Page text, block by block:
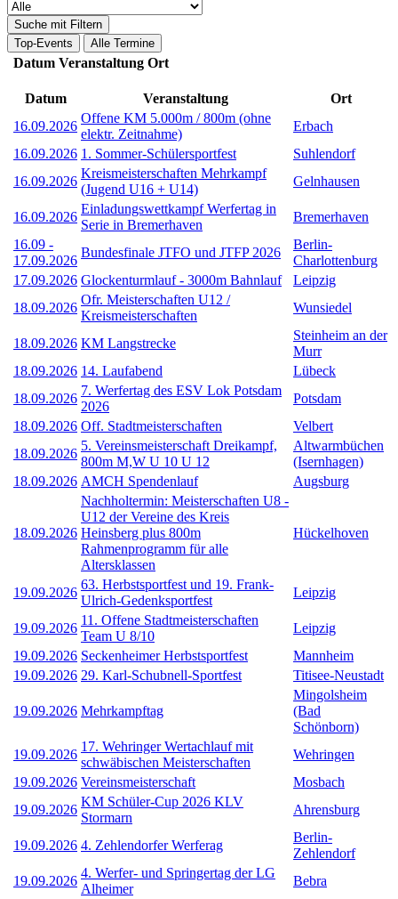
Suche mit Filtern
Top-Events
Alle Termine
Datum Veranstaltung Ort
Datum Veranstaltung
Ort
16.09.2026
Offene KM 5.000m / 800m (ohne
elektr. Zeitnahme)
Erbach
16.09.2026 1. Sommer-Schülersportfest
Suhlendorf
16.09.2026
Kreismeisterschaften Mehrkampf
(Jugend U16 + U14)
Gelnhausen
16.09.2026
Einladungswettkampf Werfertag in
Serie in Bremerhaven
Bremerhaven
16.09 -
17.09.2026
Bundesfinale JTFO und JTFP 2026
Berlin-
Charlottenburg
17.09.2026 Glockenturmlauf - 3000m Bahnlauf
Leipzig
18.09.2026
Ofr. Meisterschaften U12 /
Kreismeisterschaften
Wunsiedel
18.09.2026 KM Langstrecke
Steinheim an der
Murr
18.09.2026 14. Laufabend
Lübeck
18.09.2026
7. Werfertag des ESV Lok Potsdam
2026
Potsdam
18.09.2026 Off. Stadtmeisterschaften
Velbert
18.09.2026
5. Vereinsmeisterschaft Dreikampf,
800m M,W U 10 U 12
Altwarmbüchen
(Isernhagen)
18.09.2026 AMCH Spendenlauf Augsburg
18.09.2026
Nachholtermin: Meisterschaften U8 -
U12 der Vereine des Kreis
Heinsberg plus 800m
Rahmenprogramm für alle
Altersklassen
Hückelhoven
19.09.2026
63. Herbstsportfest und 19. Frank-
Ulrich-Gedenksportfest
Leipzig
19.09.2026
11. Offene Stadtmeisterschaften
Team U 8/10
Leipzig
19.09.2026 Seckenheimer Herbstsportfest
Mannheim
19.09.2026 29. Karl-Schubnell-Sportfest Titisee-Neustadt
19.09.2026 Mehrkampftag
Mingolsheim
(Bad
Schönborn)
19.09.2026
17. Wehringer Wertachlauf mit
schwäbischen Meisterschaften
Wehringen
19.09.2026 Vereinsmeisterschaft
Mosbach
19.09.2026
KM Schüler-Cup 2026 KLV
Stormarn
Ahrensburg
19.09.2026 4. Zehlendorfer Werferag
Berlin-
Zehlendorf
19.09.2026
4. Werfer- und Springertag der LG
Alheimer
Bebra